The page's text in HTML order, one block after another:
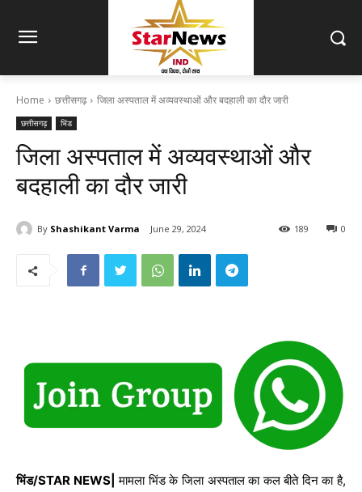
Home छत्तीसगढ़ जिला अस्पताल में अव्यवस्थाओं और बदहाली का दौर जारी
छत्तीसगढ़ भिंड
जिला अस्पताल में अव्यवस्थाओं और
बदहाली का दौर जारी
By Shashikant Varma June 29, 2024 0
189
भिंड/STAR NEWS| मामला भिंड के जिला अस्पताल का कल बीते दिन का है,